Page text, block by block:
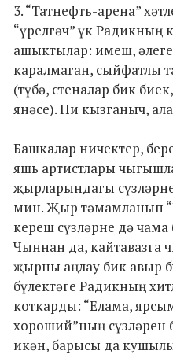
3. “Татнефть-арена”
“үрелгәч” үк Радикның
ашыктылар: имеш, әлеге
каралмаган, сыйфатлы
(түбә, стеналар бик
янәсе). Ни кызганыч,
Башкалар ничектер,
яшь артистлары
җырларындагы
мин. Җыр тәмамланып
кереш сүзләрне дә
Чыннан да, кайтавазга
җырны аңлау бик авыр
бүлектәге Радикның
коткарды: “Елама,
хороший”ның сүзләрен
икән, барысы да